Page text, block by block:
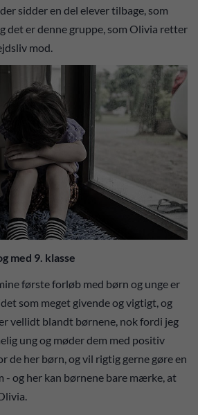
sidder en del elever tilbage, som
det er denne gruppe, som Olivia retter
mod.
med 9. klasse
første forløb med børn og unge er
som meget givende og vigtigt, og
vellidt blandt børnene, nok fordi jeg
ung og møder dem med positiv
de her børn, og vil rigtig gerne gøre en
- og her kan børnene bare mærke, at